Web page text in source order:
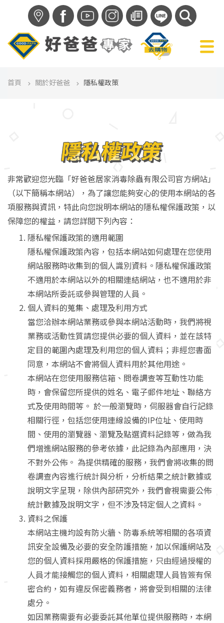
f
首頁 關於好爸爸 隱私權政策
隱私權政策
非常歡迎您光臨「好爸爸居家消毒除蟲有限公司官方網站」
（以下簡稱本網站），為了讓您能夠安心的使用本網站的各
項服務與資訊，特此向您說明本網站的隱私權保護政策，以
保障您的權益，請您詳閱下列內容：
隱私權保護政策的適用範圍
隱私權保護政策內容，包括本網站如何處理在您使用
網站服務時收集到的個人識別資料。隱私權保護政策
不適用於本網站以外的相關連結網站，也不適用於非
本網站所委託或參與管理的人員。
個人資料的蒐集、處理及利用方式
當您洽辦本網站業務或參與本網站活動時，我們將視
業務或活動性質請您提供必要的個人資料，並在該特
定目的範圍內處理及利用您的個人資料；非經您書面
同意，本網站不會將個人資料用於其他用途。
本網站在您使用服務信箱、問卷調查等互動性功能
時，會保留您所提供的姓名、電子郵件地址、聯絡方
式及使用時間等。 於一般瀏覽時，伺服器會自行記錄
相關行徑，包括您使用連線設備的IP位址、使用時
間、使用的瀏覽器、瀏覽及點選資料記錄等，做為我
們增進網站服務的參考依據，此記錄為內部應用，決
不對外公佈。 為提供精確的服務，我們會將收集的問
卷調查內容進行統計與分析，分析結果之統計數據或
說明文字呈現，除供內部研究外，我們會視需要公佈
統計數據及說明文字，但不涉及特定個人之資料。
資料之保護
本網站主機均設有防火牆、防毒系統等相關的各項資
訊安全設備及必要的安全防護措施，加以保護網站及
您的個人資料採用嚴格的保護措施，只由經過授權的
人員才能接觸您的個人資料，相關處理人員皆簽有保
密合約，如有違反保密義務者，將會受到相關的法律
處分。
如因業務需要有必要委託其他單位提供服務時，本網